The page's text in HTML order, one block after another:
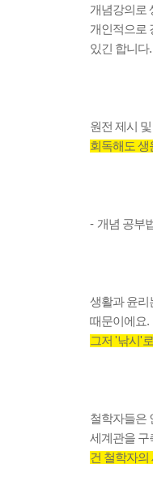
개념강의로
개인적으로
있긴 합니다
원전 제시
회독해도 생
- 개념 공부
생활과 윤리
때문이에요.
그저 '낚시 '
철학자들은
세계관을 구
건 철학자의